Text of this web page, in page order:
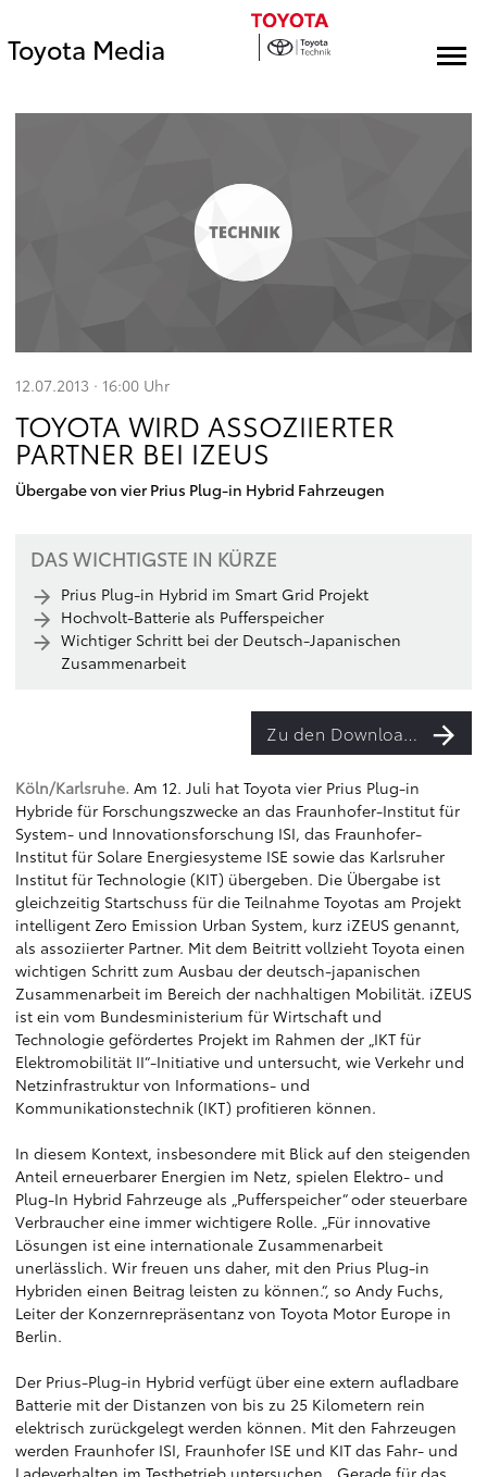
Toyota Media
12.07.2013 · 16:00 Uhr
TOYOTA WIRD ASSOZIIERTER
PARTNER BEI IZEUS
Übergabe von vier Prius Plug-in Hybrid Fahrzeugen
DAS WICHTIGSTE IN KÜRZE
Prius Plug-in Hybrid im Smart Grid Projekt
Hochvolt-Batterie als Pufferspeicher
Wichtiger Schritt bei der Deutsch-Japanischen
Zusammenarbeit
Zu den Downloads
Köln/Karlsruhe. Am 12. Juli hat Toyota vier Prius Plug-in
Hybride für Forschungszwecke an das Fraunhofer-Institut für
System- und Innovationsforschung ISI, das Fraunhofer-
Institut für Solare Energiesysteme ISE sowie das Karlsruher
Institut für Technologie (KIT) übergeben. Die Übergabe ist
gleichzeitig Startschuss für die Teilnahme Toyotas am Projekt
intelligent Zero Emission Urban System, kurz iZEUS genannt,
als assoziierter Partner. Mit dem Beitritt vollzieht Toyota einen
wichtigen Schritt zum Ausbau der deutsch-japanischen
Zusammenarbeit im Bereich der nachhaltigen Mobilität. iZEUS
ist ein vom Bundesministerium für Wirtschaft und
Technologie gefördertes Projekt im Rahmen der „IKT für
Elektromobilität II“-Initiative und untersucht, wie Verkehr und
Netzinfrastruktur von Informations- und
Kommunikationstechnik (IKT) profitieren können.
In diesem Kontext, insbesondere mit Blick auf den steigenden
Anteil erneuerbarer Energien im Netz, spielen Elektro- und
Plug-In Hybrid Fahrzeuge als „Pufferspeicher“ oder steuerbare
Verbraucher eine immer wichtigere Rolle. „Für innovative
Lösungen ist eine internationale Zusammenarbeit
unerlässlich. Wir freuen uns daher, mit den Prius Plug-in
Hybriden einen Beitrag leisten zu können.“, so Andy Fuchs,
Leiter der Konzernrepräsentanz von Toyota Motor Europe in
Berlin.
Der Prius-Plug-in Hybrid verfügt über eine extern aufladbare
Batterie mit der Distanzen von bis zu 25 Kilometern rein
elektrisch zurückgelegt werden können. Mit den Fahrzeugen
werden Fraunhofer ISI, Fraunhofer ISE und KIT das Fahr- und
Ladeverhalten im Testbetrieb untersuchen. „Gerade für das